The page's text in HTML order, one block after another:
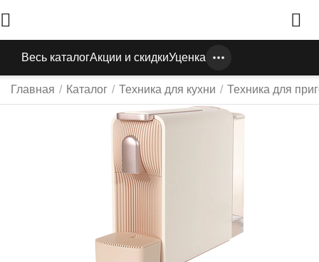
Весь каталогАкции и скидкиУценка
Главная / Каталог / Техника для кухни / Техника для